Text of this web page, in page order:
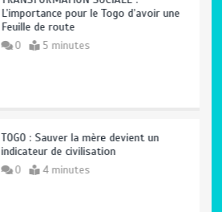
L’importance pour le Togo d’avoir une
Feuille de route
0 5 minutes
TOGO : Sauver la mère devient un
indicateur de civilisation
0 4 minutes